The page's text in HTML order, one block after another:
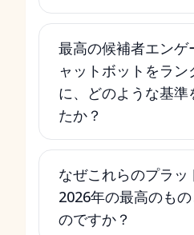
最高の候補者エンゲ
ャットボットをラン
に、どのような基準
たか？
なぜこれらのプラッ
2026年の最高のも
のですか？